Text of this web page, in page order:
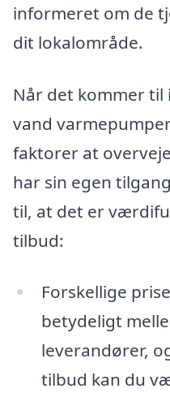
informeret om de
dit lokalområde.
Når det kommer
vand
faktorer at
har sin egen
til, at det er
tilbud:
Forskellige
betydeligt
leverandører,
tilbud kan du